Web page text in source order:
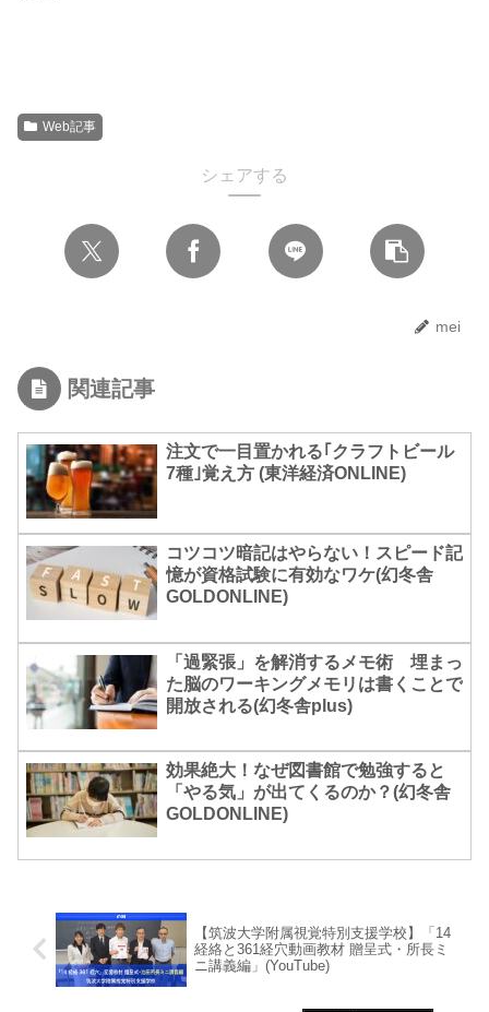
Web記事
シェアする
mei
関連記事
注文で一目置かれる｢クラフトビール
7種｣覚え方 (東洋経済ONLINE)
コツコツ暗記はやらない！スピード記
憶が資格試験に有効なワケ(幻冬舎
GOLDONLINE)
「過緊張」を解消するメモ術 埋まっ
た脳のワーキングメモリは書くことで
開放される(幻冬舎plus)
効果絶大！なぜ図書館で勉強すると
「やる気」が出てくるのか？(幻冬舎
GOLDONLINE)
【筑波大学附属視覚特別支援学校】「14
経絡と361経穴動画教材 贈呈式・所長ミ
ニ講義編」(YouTube)